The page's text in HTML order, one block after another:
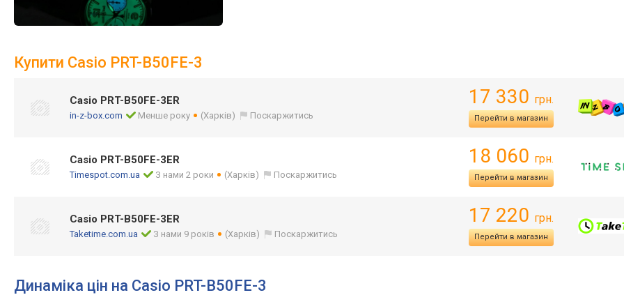
Купити Casio PRT-B50FE-3
Casio PRT-B50FE-3ER
in-z-box.com Менше року (Харків) Поскаржитись
17 330 грн.
Перейти в магазин
Casio PRT-B50FE-3ER
Timespot.com.ua З нами 2 роки (Харків) Поскаржитись
18 060 грн.
Перейти в магазин
Casio PRT-B50FE-3ER
Taketime.com.ua З нами 9 років (Харків) Поскаржитись
17 220 грн.
Перейти в магазин
Динаміка цін на Casio PRT-B50FE-3